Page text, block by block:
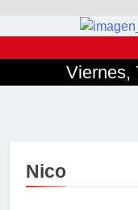
Viernes,
Nico